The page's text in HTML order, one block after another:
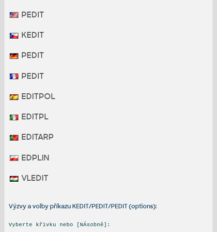
PEDIT
KEDIT
PEDIT
PEDIT
EDITPOL
EDITPL
EDITARP
EDPLIN
VLEDIT
Výzvy a volby příkazu KEDIT/PEDIT/PEDIT (options):
Vyberte křivku nebo [NÁsobně]: